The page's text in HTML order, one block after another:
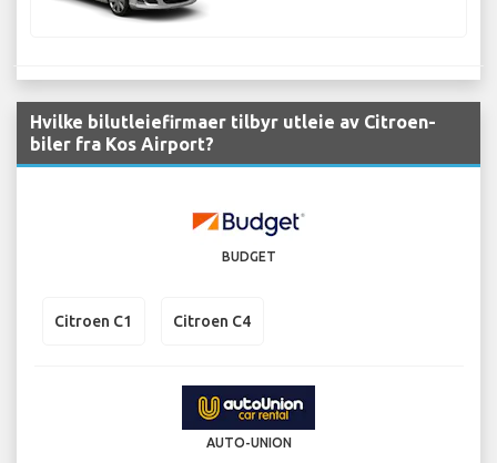
Hvilke bilutleiefirmaer tilbyr utleie av Citroen-
biler fra Kos Airport?
BUDGET
Citroen C1 Citroen C4
AUTO-UNION